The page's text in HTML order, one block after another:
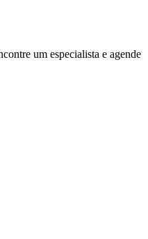
um especialista e agende